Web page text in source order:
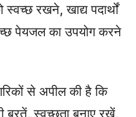
स्वच्छ रखने, खाद्य पदार्थों
पेयजल का उपयोग करने
से अपील की है कि
बरतें, स्वच्छता बनाए रखें,